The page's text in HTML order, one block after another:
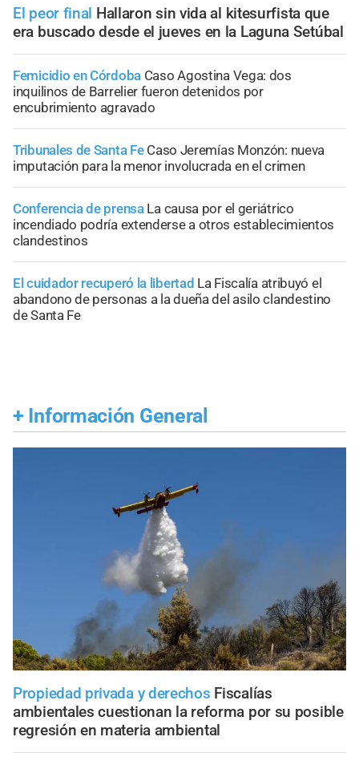
El peor final Hallaron sin vida al kitesurfista que
era buscado desde el jueves en la Laguna Setúbal
Femicidio en Córdoba Caso Agostina Vega: dos
inquilinos de Barrelier fueron detenidos por
encubrimiento agravado
Tribunales de Santa Fe Caso Jeremías Monzón: nueva
imputación para la menor involucrada en el crimen
Conferencia de prensa La causa por el geriátrico
incendiado podría extenderse a otros establecimientos
clandestinos
El cuidador recuperó la libertad La Fiscalía atribuyó el
abandono de personas a la dueña del asilo clandestino
de Santa Fe
+ Información General
Propiedad privada y derechos Fiscalías
ambientales cuestionan la reforma por su posible
regresión en materia ambiental